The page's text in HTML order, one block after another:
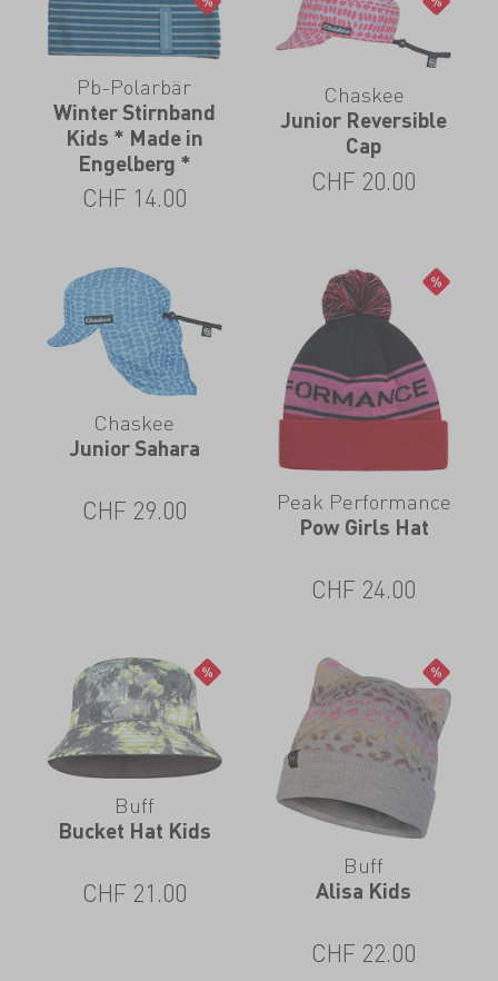
Pb-Polarbär
Winter Stirnband
Kids * Made in
Engelberg *
CHF 14.00
Chaskee
Junior Reversible
Cap
CHF 20.00
Chaskee
Junior Sahara
CHF 29.00 Peak Performance
Pow Girls Hat
CHF 24.00
Buff
Bucket Hat Kids
CHF 21.00
Buff
Alisa Kids
CHF 22.00